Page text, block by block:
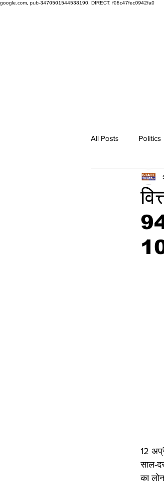
google.com, pub-3470501544538190, DIRECT, f08c47fec0942fa0
All Posts Politics
12
साल-
का